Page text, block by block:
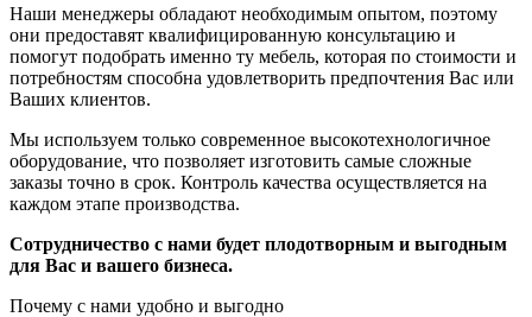
Наши менеджеры обладают необходимым опытом, поэтому
они предоставят квалифицированную консультацию и
помогут подобрать именно ту мебель, которая по стоимости и
потребностям способна удовлетворить предпочтения Вас или
Ваших клиентов.
Мы используем только современное высокотехнологичное
оборудование, что позволяет изготовить самые сложные
заказы точно в срок. Контроль качества осуществляется на
каждом этапе производства.
Сотрудничество с нами будет плодотворным и выгодным
для Вас и вашего бизнеса.
Почему с нами удобно и выгодно